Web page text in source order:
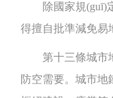
除國家規(guī)定
得擅自批準減免易地建
第十三條城市地
防空需要。城市